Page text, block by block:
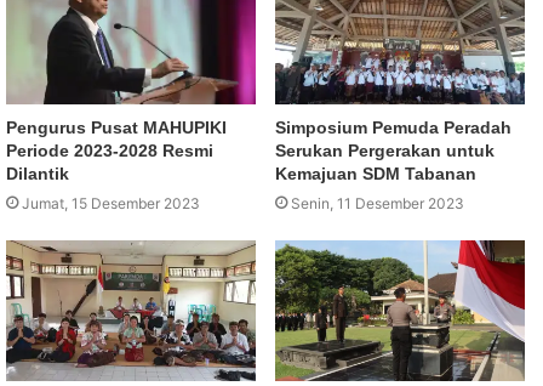
Pengurus Pusat MAHUPIKI
Periode 2023-2028 Resmi
Dilantik
Jumat, 15 Desember 2023
Simposium Pemuda Peradah
Serukan Pergerakan untuk
Kemajuan SDM Tabanan
Senin, 11 Desember 2023